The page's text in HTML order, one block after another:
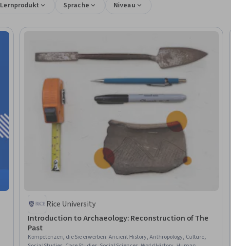
Lernprodukt Sprache Niveau
Rice University
Introduction to Archaeology: Reconstruction of The
Past
Kompetenzen, die Sie erwerben:Ancient History, Anthropology, Culture,